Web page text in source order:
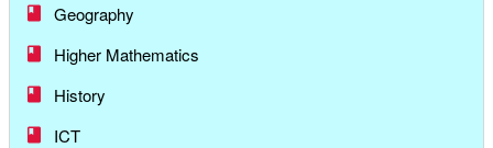
Geography
Higher Mathematics
History
ICT